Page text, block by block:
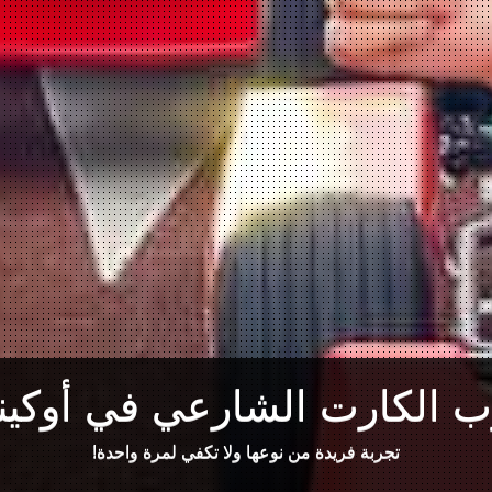
الكارت الشارعي في
تجربة فريدة من نوعها ولا تكفي لمرة واحدة!